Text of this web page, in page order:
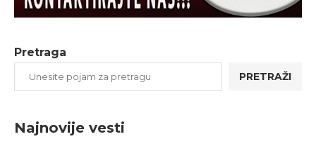
Pretraga
PRETRAŽI
Najnovije vesti